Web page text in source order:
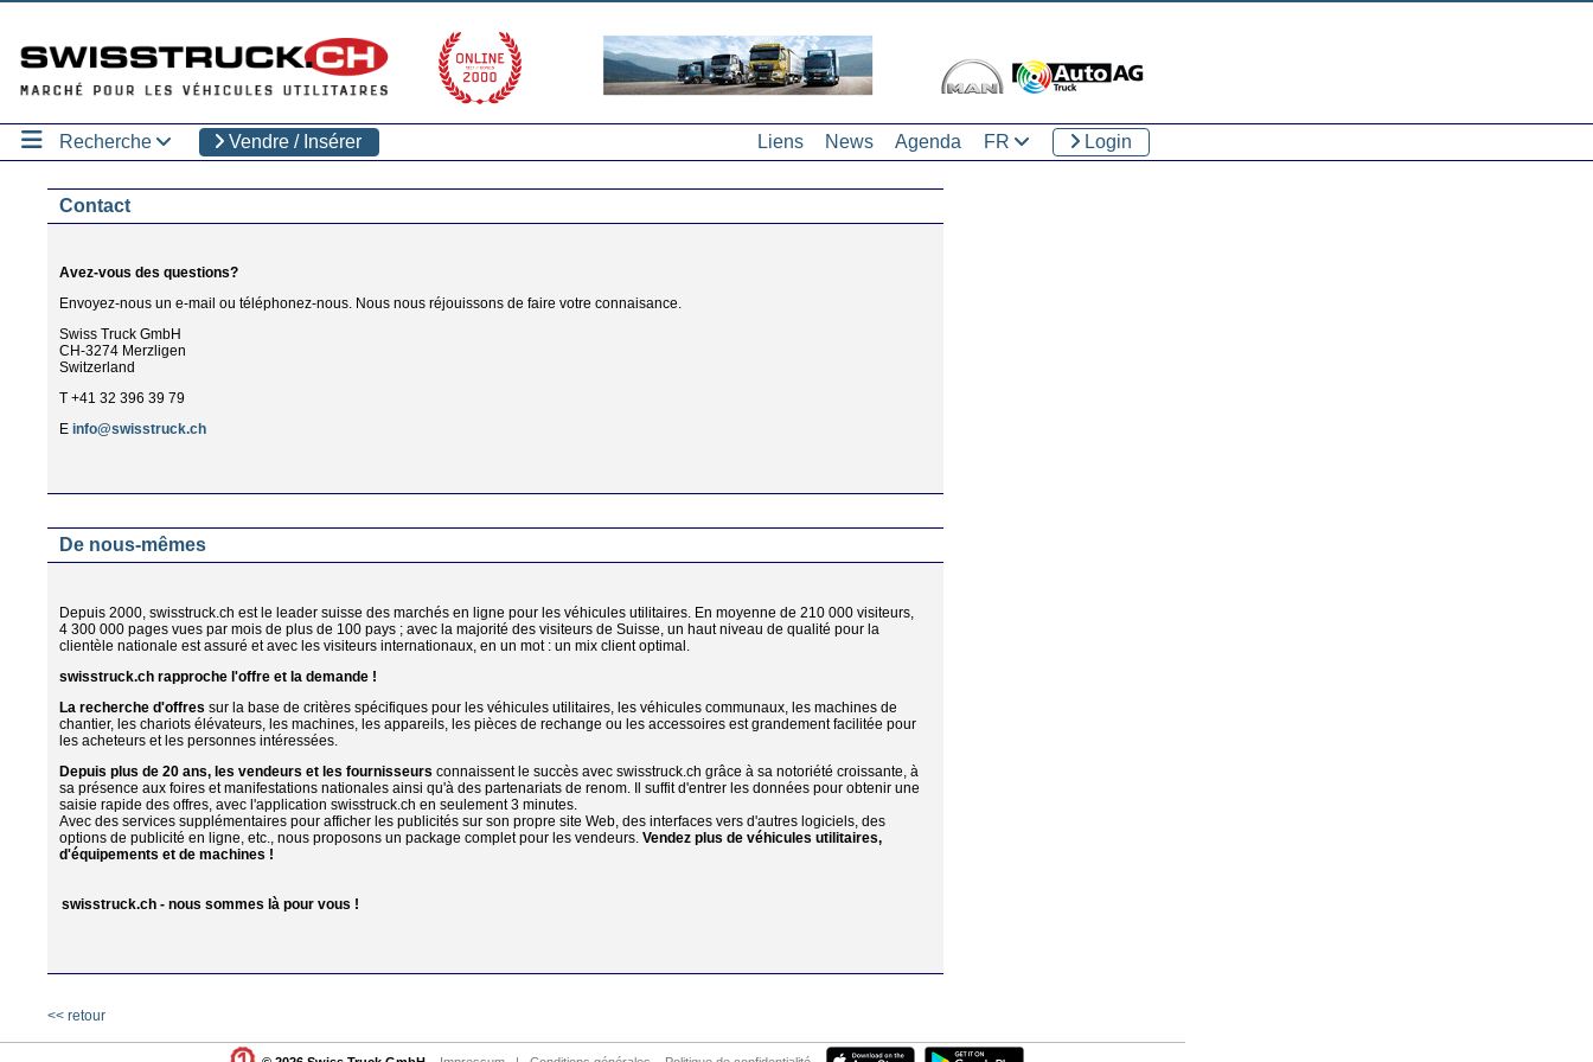
Recherche Vendre / Insérer Liens News Agenda FR Login
Contact
Avez-vous des questions?
Envoyez-nous un e-mail ou téléphonez-nous. Nous nous réjouissons de faire votre connaisance.
Swiss Truck GmbH
CH-3274 Merzligen
Switzerland
T +41 32 396 39 79
E info@swisstruck.ch
De nous-mêmes
Depuis 2000, swisstruck.ch est le leader suisse des marchés en ligne pour les véhicules utilitaires. En moyenne de 210 000 visiteurs,
4 300 000 pages vues par mois de plus de 100 pays ; avec la majorité des visiteurs de Suisse, un haut niveau de qualité pour la
clientèle nationale est assuré et avec les visiteurs internationaux, en un mot : un mix client optimal.
swisstruck.ch rapproche l'offre et la demande !
La recherche d'offres sur la base de critères spécifiques pour les véhicules utilitaires, les véhicules communaux, les machines de
chantier, les chariots élévateurs, les machines, les appareils, les pièces de rechange ou les accessoires est grandement facilitée pour
les acheteurs et les personnes intéressées.
Depuis plus de 20 ans, les vendeurs et les fournisseurs connaissent le succès avec swisstruck.ch grâce à sa notoriété croissante, à
sa présence aux foires et manifestations nationales ainsi qu'à des partenariats de renom. Il suffit d'entrer les données pour obtenir une
saisie rapide des offres, avec l'application swisstruck.ch en seulement 3 minutes.
Avec des services supplémentaires pour afficher les publicités sur son propre site Web, des interfaces vers d'autres logiciels, des
options de publicité en ligne, etc., nous proposons un package complet pour les vendeurs. Vendez plus de véhicules utilitaires,
d'équipements et de machines !
swisstruck.ch - nous sommes là pour vous !
<< retour